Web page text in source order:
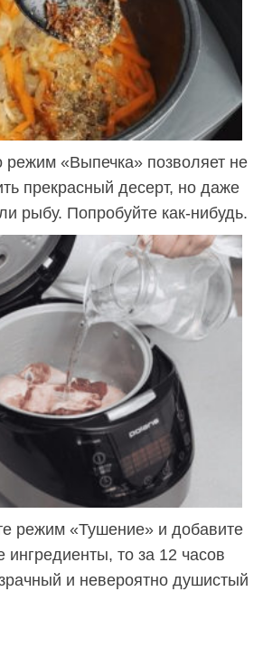
режим «Выпечка» позволяет не
прекрасный десерт, но даже
рыбу. Попробуйте как-нибудь.
режим «Тушение» и добавите
ингредиенты, то за 12 часов
и невероятно душистый